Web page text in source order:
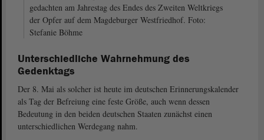
gedachten am Jahrestag des Endes des Zweiten Weltkriegs
der Opfer auf dem Magdeburger Westfriedhof. Foto:
Stefanie Böhme
Unterschiedliche Wahrnehmung des
Gedenktags
Der 8. Mai als solcher ist heute im deutschen Erinnerungskalender
als Tag der Befreiung eine feste Größe, auch wenn dessen
Bedeutung in den beiden deutschen Staaten zunächst einen
unterschiedlichen Werdegang nahm.